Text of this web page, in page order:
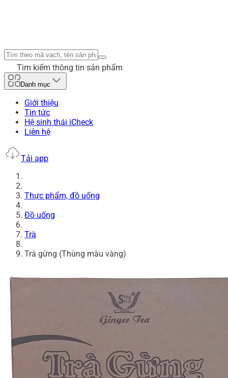
Tìm kiếm thông tin sản phẩm
Danh mục
Giới thiệu
Tin tức
Hệ sinh thái iCheck
Liên hệ
Tải app
Thực phẩm, đồ uống
Đồ uống
Trà
Trà gừng (Thùng màu vàng)